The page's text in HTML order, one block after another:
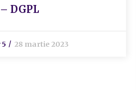
DGPL
5 28 martie 2023